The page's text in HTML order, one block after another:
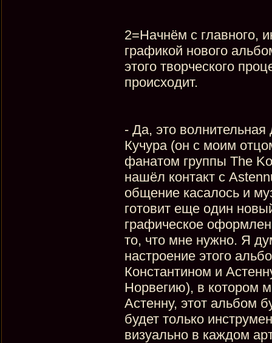
2=Начнём с главного,
графикой нового
этого творческого
происходит.
- Да, это волнительная
Кучура (он с моим
фанатом группы The
нашёл контакт с
общение касалось и
готовит еще один
графическое
то, что мне нужно. Я
настроение этого
Константином и
Норвегию), в котором
Астенну, этот альбом
будет только
визуально в каждом